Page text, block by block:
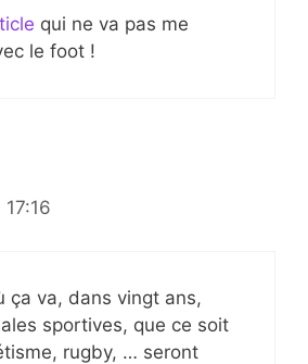
qui ne va pas me
le foot !
ça va, dans vingt ans,
sportives, que ce soit
rugby, … seront